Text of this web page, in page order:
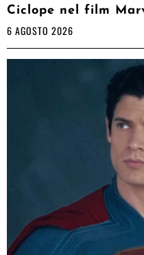
Ciclope nel film
6 AGOSTO 2026